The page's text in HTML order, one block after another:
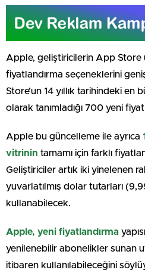
Apple, geliştiricilerin App Store
fiyatlandırma seçeneklerini
Store’un 14 yıllık tarihindeki en
olarak tanımladığı 700 yeni
Apple bu güncelleme ile ayrıca
vitrinin tamamı için farklı
Geliştiriciler artık iki yinelenen
yuvarlatılmış dolar tutarları
kullanabilecek.
Apple, yeni fiyatlandırma
yenilenebilir abonelikler sunan
itibaren kullanılabileceğini